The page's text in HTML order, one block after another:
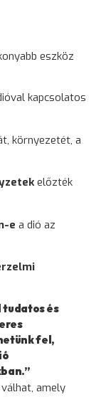
eszköz
kapcsolatos
környezetét, a
előzték
e a dió az
tudatos és
fel,
amely